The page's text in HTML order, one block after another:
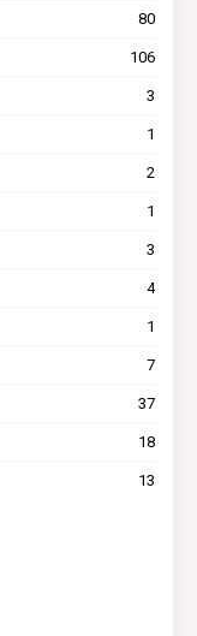
80
106
3
1
2
1
3
4
1
7
37
18
13